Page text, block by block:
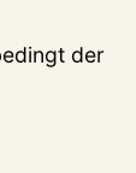
der